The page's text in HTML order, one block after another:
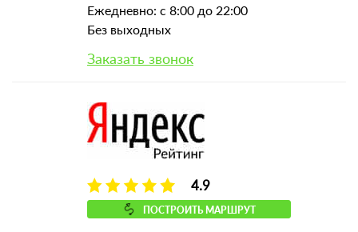
Ежедневно: с 8:00 до 22:00
Без выходных
Заказать звонок
4.9
ПОСТРОИТЬ МАРШРУТ